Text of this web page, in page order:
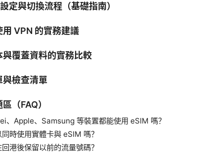
定與切換流程（基礎指南）
用 VPN 的實務建議
與覆蓋資料的實務比較
與檢查清單
（FAQ）
、Apple、Samsung 等裝置都能使用 eSIM 嗎？
時使用實體卡與 eSIM 嗎？
港後保留以前的流量號碼？